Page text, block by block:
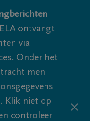
ontvangt
via
Onder het
men
Klik niet op
controleer